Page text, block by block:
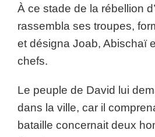
À ce stade de la rébellion
rassembla ses troupes,
et désigna Joab, Abischaï
chefs.
Le peuple de David lui
dans la ville, car il
bataille concernait deux